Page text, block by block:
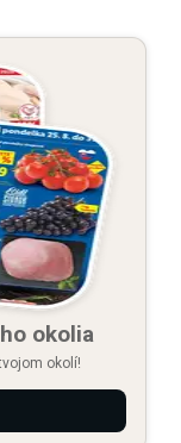
okolia
okolí!